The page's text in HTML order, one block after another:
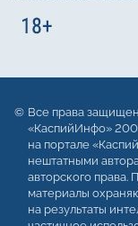
Все права
«КаспийИнфо»
на портале
нештатными
авторского права.
материалы
на результаты